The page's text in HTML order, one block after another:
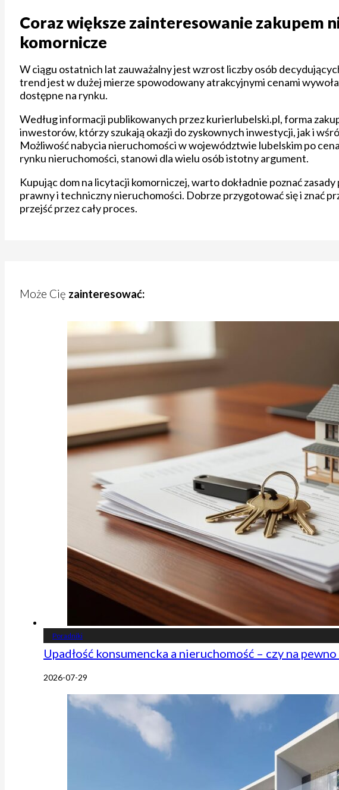
Coraz większe zainteresowanie zakupem
komornicze
W ciągu ostatnich lat zauważalny jest wzrost liczby osób
trend jest w dużej mierze spowodowany atrakcyjnymi cenami
dostępne na rynku.
Według informacji publikowanych przez kurierlubelski.pl, forma
inwestorów, którzy szukają okazji do zyskownych inwestycji, jak i
Możliwość nabycia nieruchomości w województwie lubelskim po
rynku nieruchomości, stanowi dla wielu osób istotny argument.
Kupując dom na licytacji komorniczej, warto dokładnie poznać
prawny i techniczny nieruchomości. Dobrze przygotować się i znać
przejść przez cały proces.
Może Cię zainteresować:
Poradniki
Upadłość konsumencka a nieruchomość – czy na
2026-07-29